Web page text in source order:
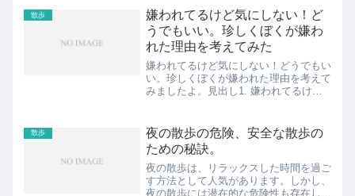
延びていることへの感謝4.体は縛られて
いても...
散歩
嫌われてるけど気にしない！ど
うでもいい。珍しくぼくが嫌わ
れた理由を考えてみた
嫌われてるけど気にしない！どうでもい
い。珍しくぼくが嫌われた理由を考えて
みましたよ。見出し1. 嫌われてるけど
ーリンク (adsbygoogle = window.a...
散歩
夜の散歩の危険、安全な散歩の
ための秘訣。
夜の散歩は、リラックスした時間を過ご
す方法として人気があります。しかし、
夜の散歩には潜在的な危険性も存在しま